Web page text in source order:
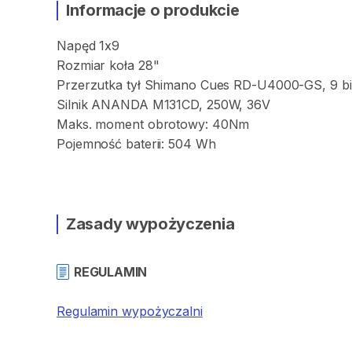
Informacje o produkcie
Napęd 1x9
Rozmiar koła 28"
Przerzutka tył Shimano Cues RD-U4000-GS​,​ 9
Silnik ANANDA M131CD​,​ 250W​,​ 36V
Maks. moment obrotowy: 40Nm
Pojemność baterii: 504 Wh
Zasady wypożyczenia
REGULAMIN
Regulamin wypożyczalni